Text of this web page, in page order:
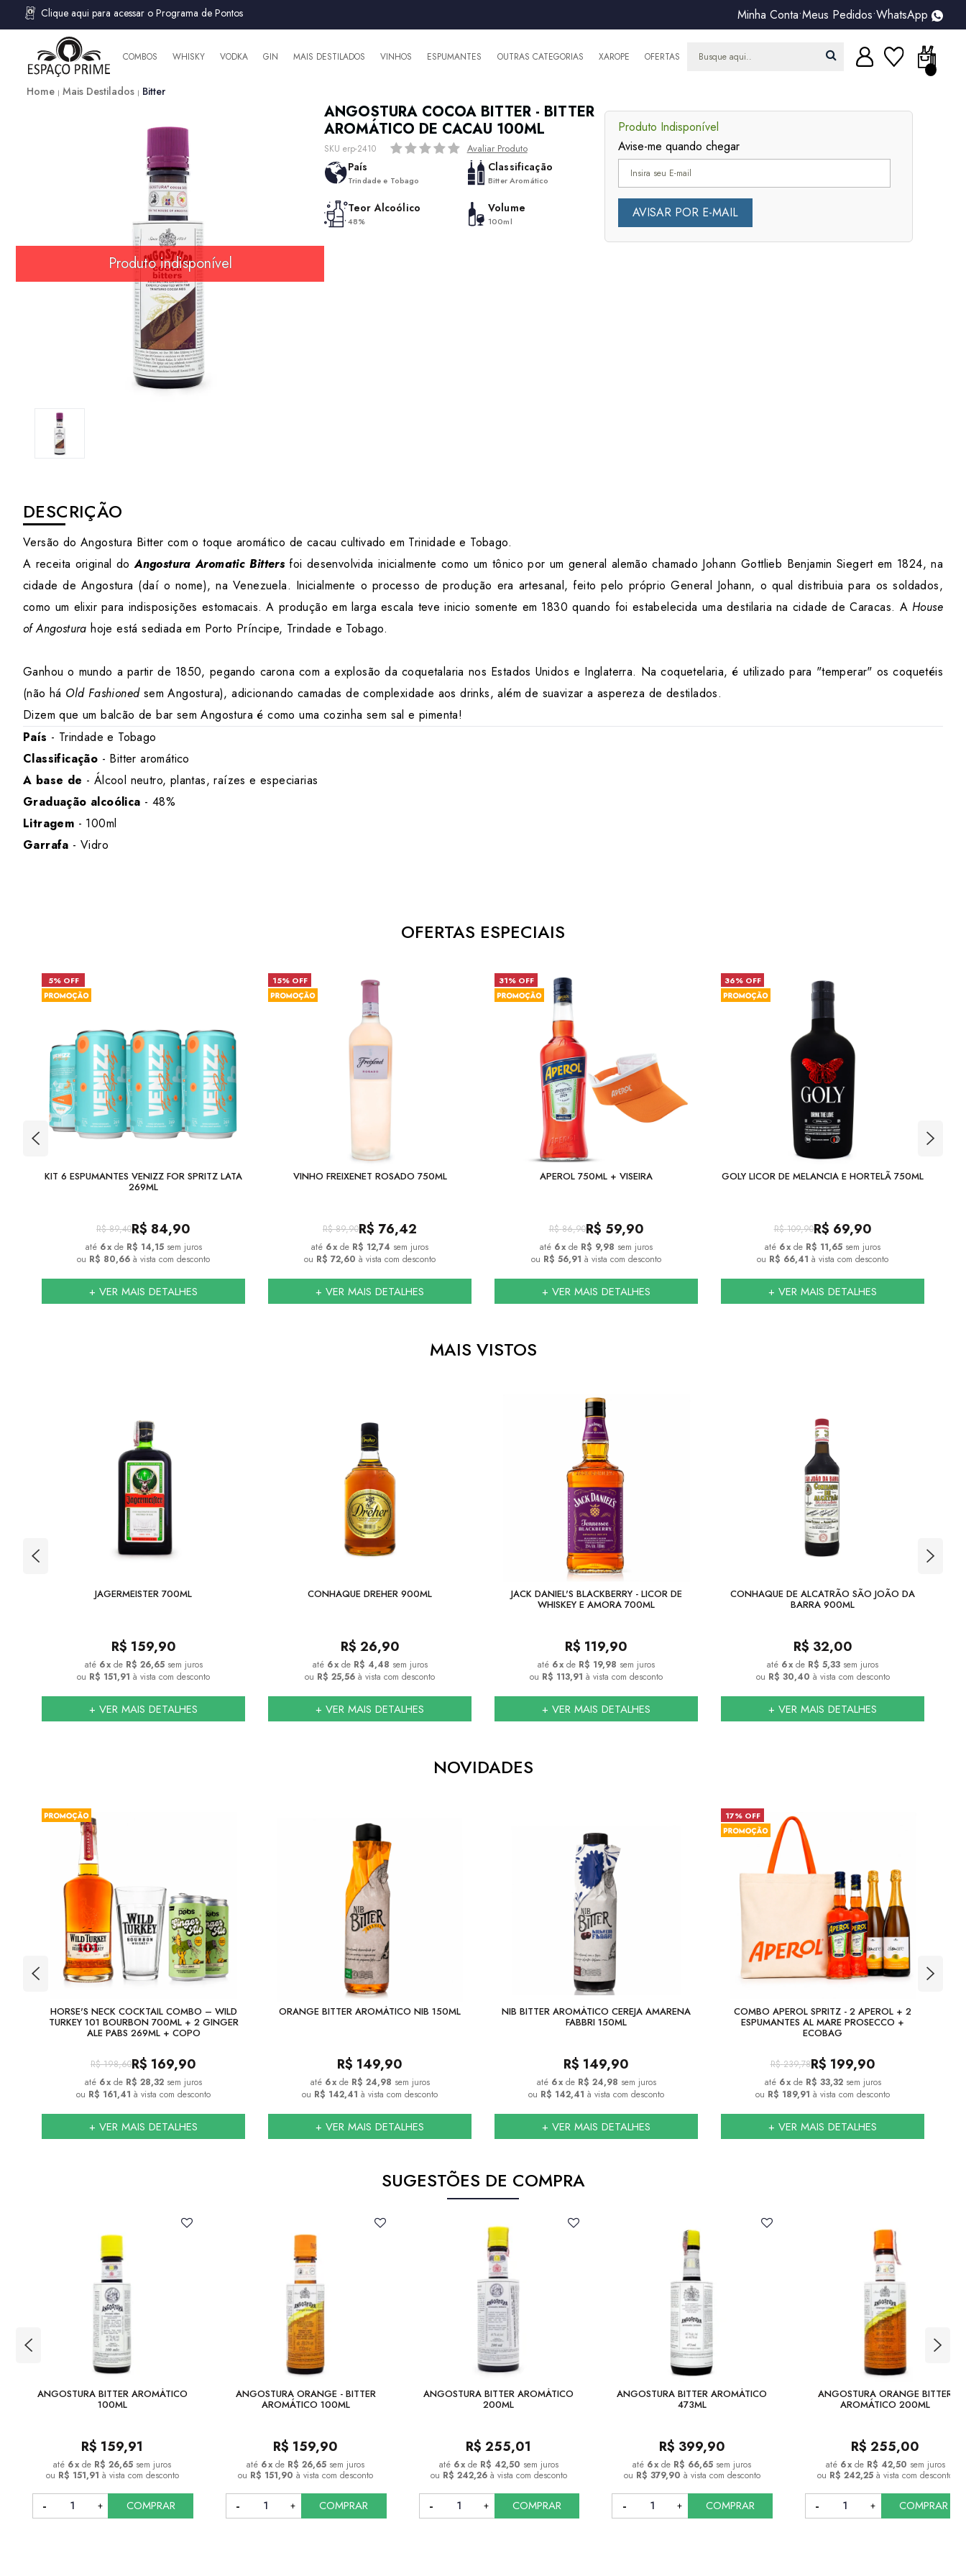
Clique aqui para acessar o Programa de Pontos Minha Conta•Meus Pedidos•WhatsApp
COMBOS WHISKY VODKA GIN MAIS DESTILADOS VINHOS ESPUMANTES OUTRAS CATEGORIAS XAROPE OFERTAS
Home Mais Destilados Bitter
Produto indisponível
ANGOSTURA COCOA BITTER - BITTER
AROMÁTICO DE CACAU 100ML
SKU erp-2410 Avaliar Produto
País
Trindade e Tobago
Classificação
Bitter Aromático
Teor Alcoólico
48%
Volume
100ml
Produto Indisponível
Avise-me quando chegar
DESCRIÇÃO
Versão do Angostura Bitter com o toque aromático de cacau cultivado em Trinidade e Tobago.
A receita original doAngostura Aromatic Bitters foi desenvolvida inicialmente como um tônico por um general alemão chamado Johann Gottlieb Benjamin Siegert em 1824, na
cidade de Angostura (daí o nome), na Venezuela. Inicialmente o processo de produção era artesanal, feito pelo próprio General Johann, o qual distribuia para os soldados,
como um elixir para indisposições estomacais. A produção em larga escala teve inicio somente em 1830 quando foi estabelecida uma destilaria na cidade de Caracas. A House
of Angostura hoje está sediada em Porto Príncipe, Trindade e Tobago.
Ganhou o mundo a partir de 1850, pegando carona com a explosão da coquetalaria nos Estados Unidos e Inglaterra. Na coquetelaria, é utilizado para "temperar" os coquetéis
(não há Old Fashionedsem Angostura), adicionando camadas de complexidade aos drinks, além de suavizar a aspereza de destilados.
Dizem que um balcão de bar sem Angostura é como uma cozinha sem sal e pimenta!
País - Trindade e Tobago
Classificação - Bitter aromático
A base de - Álcool neutro, plantas, raízes e especiarias
Graduação alcoólica - 48%
Litragem - 100ml
Garrafa - Vidro
OFERTAS ESPECIAIS
5% OFF
KIT 6 ESPUMANTES VENIZZ FOR SPRITZ LATA
269ML
R$ 89,40R$ 84,90
6x de R$ 14,15 sem juros
ou R$ 80,66 à vista com desconto
+ VER MAIS DETALHES
15% OFF
VINHO FREIXENET ROSADO 750ML
R$ 89,90R$ 76,42
6x de R$ 12,74 sem juros
ou R$ 72,60 à vista com desconto
+ VER MAIS DETALHES
31% OFF
APEROL 750ML + VISEIRA
R$ 86,90R$ 59,90
6x de R$ 9,98 sem juros
ou R$ 56,91 à vista com desconto
+ VER MAIS DETALHES
36% OFF
GOLY LICOR DE MELANCIA E HORTELÃ 750ML
R$ 109,90R$ 69,90
6x de R$ 11,65 sem juros
ou R$ 66,41 à vista com desconto
+ VER MAIS DETALHES
MAIS VISTOS
JAGERMEISTER 700ML
R$ 159,90
6x de R$ 26,65 sem juros
ou R$ 151,91 à vista com desconto
+ VER MAIS DETALHES
CONHAQUE DREHER 900ML
R$ 26,90
6x de R$ 4,48 sem juros
ou R$ 25,56 à vista com desconto
+ VER MAIS DETALHES
JACK DANIEL'S BLACKBERRY - LICOR DE
WHISKEY E AMORA 700ML
R$ 119,90
6x de R$ 19,98 sem juros
ou R$ 113,91 à vista com desconto
+ VER MAIS DETALHES
CONHAQUE DE ALCATRÃO SÃO JOÃO DA
BARRA 900ML
R$ 32,00
6x de R$ 5,33 sem juros
ou R$ 30,40 à vista com desconto
+ VER MAIS DETALHES
NOVIDADES
HORSE'S NECK COCKTAIL COMBO – WILD
TURKEY 101 BOURBON 700ML + 2 GINGER
ALE PABS 269ML + COPO
R$ 198,60R$ 169,90
6x de R$ 28,32 sem juros
ou R$ 161,41 à vista com desconto
+ VER MAIS DETALHES
ORANGE BITTER AROMÁTICO NIB 150ML
R$ 149,90
6x de R$ 24,98 sem juros
ou R$ 142,41 à vista com desconto
+ VER MAIS DETALHES
NIB BITTER AROMÁTICO CEREJA AMARENA
FABBRI 150ML
R$ 149,90
6x de R$ 24,98 sem juros
ou R$ 142,41 à vista com desconto
+ VER MAIS DETALHES
17% OFF
COMBO APEROL SPRITZ - 2 APEROL + 2
ESPUMANTES AL MARE PROSECCO +
ECOBAG
R$ 239,78R$ 199,90
6x de R$ 33,32 sem juros
ou R$ 189,91 à vista com desconto
+ VER MAIS DETALHES
SUGESTÕES DE COMPRA
ANGOSTURA BITTER AROMÁTICO
100ML
R$ 159,91
6x de R$ 26,65 sem juros
ou R$ 151,91 à vista com desconto
COMPRAR
COMPRAR
ANGOSTURA ORANGE - BITTER
AROMÁTICO 100ML
R$ 159,90
6x de R$ 26,65 sem juros
ou R$ 151,90à vista com desconto
COMPRAR
COMPRAR
ANGOSTURA BITTER AROMÁTICO
200ML
R$ 255,01
6x de R$ 42,50 sem juros
ou R$ 242,26 à vista com desconto
COMPRAR
COMPRAR
ANGOSTURA BITTER AROMÁTICO
473ML
R$ 399,90
6x de R$ 66,65 sem juros
ou R$ 379,90 à vista com desconto
COMPRAR
COMPRAR
ANGOSTURA ORANGE BITTER
AROMÁTICO 200ML
R$ 255,00
6x de R$ 42,50 sem juros
ou R$ 242,25à vista com desconto
COMPRAR
COMPRAR